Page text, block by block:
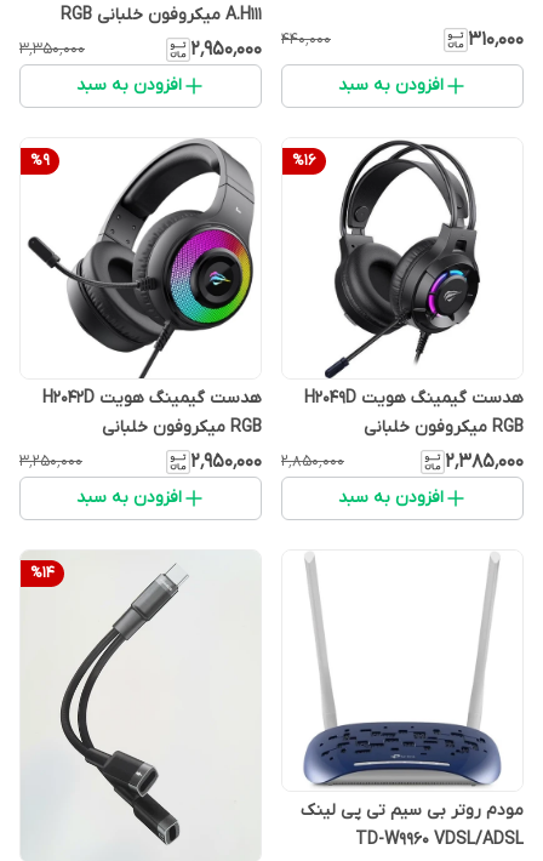
۳۱۰٬۰۰۰ ۴۴۰٬۰۰۰
افزودن به سبد
A.H111 میکروفون خلبانی RGB
۲٬۹۵۰٬۰۰۰ ۳٬۳۵۰٬۰۰۰
افزودن به سبد
%16
هدست گیمینگ هویت H2049D
RGB میکروفون خلبانی
۲٬۳۸۵٬۰۰۰ ۲٬۸۵۰٬۰۰۰
افزودن به سبد
%9
هدست گیمینگ هویت H2042D
RGB میکروفون خلبانی
۲٬۹۵۰٬۰۰۰ ۳٬۲۵۰٬۰۰۰
افزودن به سبد
مودم روتر بی سیم تی پی لینک
TD-W9960 VDSL/ADSL
%14